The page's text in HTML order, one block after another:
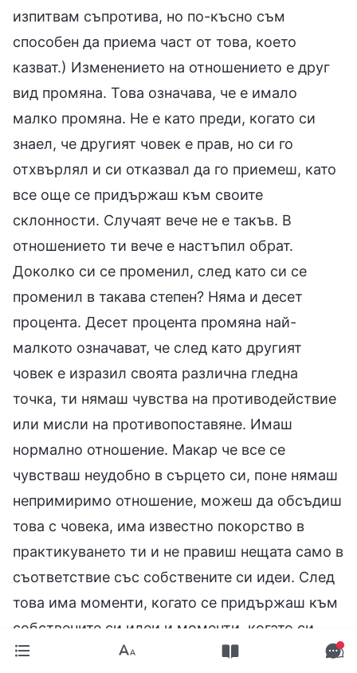
изпитвам съпротива, но по-късно съм
способен да приема част от това, което
казват.) Изменението на отношението е друг
вид промяна. Това означава, че е имало
малко промяна. Не е като преди, когато си
знаел, че другият човек е прав, но си го
отхвърлял и си отказвал да го приемеш, като
все още се придържаш към своите
склонности. Случаят вече не е такъв. В
отношението ти вече е настъпил обрат.
Доколко си се променил, след като си се
променил в такава степен? Няма и десет
процента. Десет процента промяна най-
малкото означават, че след като другият
човек е изразил своята различна гледна
точка, ти нямаш чувства на противодействие
или мисли на противопоставяне. Имаш
нормално отношение. Макар че все се
чувстваш неудобно в сърцето си, поне нямаш
непримиримо отношение, можеш да обсъдиш
това с човека, има известно покорство в
практикуването ти и не правиш нещата само в
съответствие със собствените си идеи. След
това има моменти, когато се придържаш към
собствените си идеи и моменти, когато си
способен да приемеш какво казват другите.